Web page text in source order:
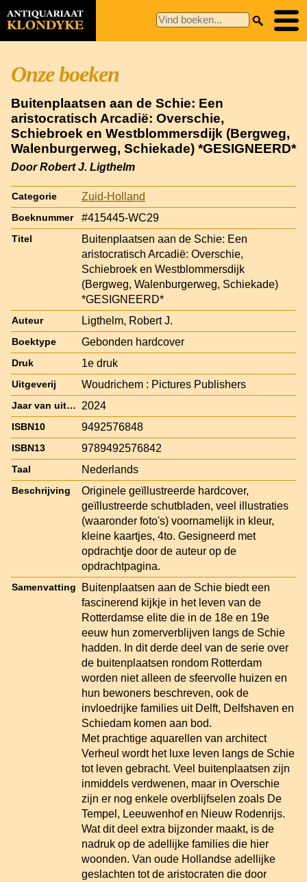
Onze boeken
Buitenplaatsen aan de Schie: Een
aristocratisch Arcadië: Overschie,
Schiebroek en Westblommersdijk (Bergweg,
Walenburgerweg, Schiekade) *GESIGNEERD*
Door Robert J. Ligthelm
Categorie Zuid-Holland
Boeknummer #415445-WC29
Titel
Buitenplaatsen aan de Schie: Een
aristocratisch Arcadië: Overschie,
Schiebroek en Westblommersdijk
(Bergweg, Walenburgerweg, Schiekade)
*GESIGNEERD*
Auteur Ligthelm, Robert J.
Boektype Gebonden hardcover
Druk 1e druk
Uitgeverij Woudrichem : Pictures Publishers
Jaar van uitgave 2024
ISBN10 9492576848
ISBN13 9789492576842
Taal Nederlands
Beschrijving
Originele geïllustreerde hardcover,
geïllustreerde schutbladen, veel illustraties
(waaronder foto's) voornamelijk in kleur,
kleine kaartjes, 4to. Gesigneerd met
opdrachtje door de auteur op de
opdrachtpagina.
Samenvatting
Buitenplaatsen aan de Schie biedt een
fascinerend kijkje in het leven van de
Rotterdamse elite die in de 18e en 19e
eeuw hun zomerverblijven langs de Schie
hadden. In dit derde deel van de serie over
de buitenplaatsen rondom Rotterdam
worden niet alleen de sfeervolle huizen en
hun bewoners beschreven, ook de
invloedrijke families uit Delft, Delfshaven en
Schiedam komen aan bod.
Met prachtige aquarellen van architect
Verheul wordt het luxe leven langs de Schie
tot leven gebracht. Veel buitenplaatsen zijn
inmiddels verdwenen, maar in Overschie
zijn er nog enkele overblijfselen zoals De
Tempel, Leeuwenhof en Nieuw Rodenrijs.
Wat dit deel extra bijzonder maakt, is de
nadruk op de adellijke families die hier
woonden. Van oude Hollandse adellijke
geslachten tot de aristocraten die door